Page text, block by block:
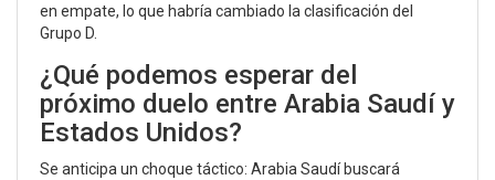
en empate, lo que habría cambiado la clasificación del
Grupo D.
¿Qué podemos esperar del
próximo duelo entre Arabia Saudí y
Estados Unidos?
Se anticipa un choque táctico: Arabia Saudí buscará